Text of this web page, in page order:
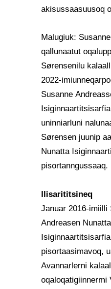
akisussaasuusoq
Malugiuk:
qallunaatut
Sørensenilu
2022-
Susanne
uninniarluni
Sørensen juunip
Nunatta
pisortanngussaaq.
Ilisarititsineq
Januar 2016-imiilli
Andreasen Nunatta
pisortaasimavoq,
Avannarlerni
oqaloqatigiinnermi